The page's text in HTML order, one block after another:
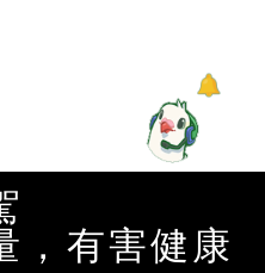
，有害健康